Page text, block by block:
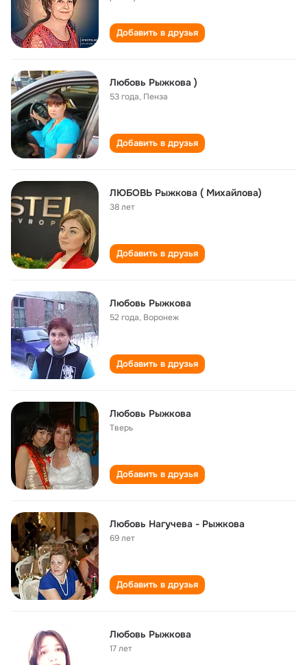
Добавить в друзья
Любовь Рыжкова )
53 года, Пенза
Добавить в друзья
ЛЮБОВЬ Рыжкова ( Михайлова)
38 лет
Добавить в друзья
Любовь Рыжкова
52 года, Воронеж
Добавить в друзья
Любовь Рыжкова
Тверь
Добавить в друзья
Любовь Нагучева - Рыжкова
69 лет
Добавить в друзья
Любовь Рыжкова
17 лет